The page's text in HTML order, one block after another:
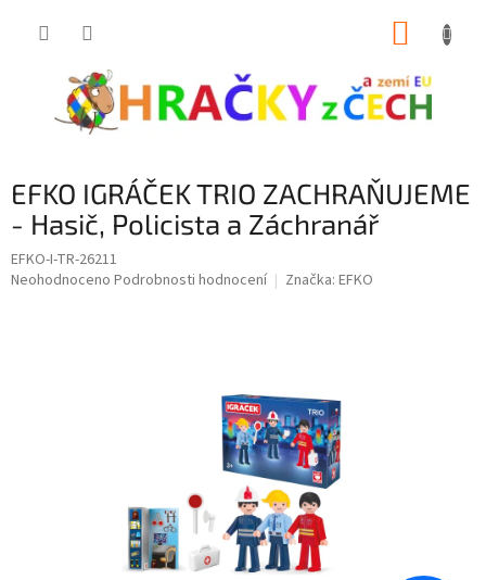
EFKO IGRÁČEK TRIO ZACHRAŇUJEME
- Hasič, Policista a Záchranář
EFKO-I-TR-26211
Průměrné
Neohodnoceno Podrobnosti hodnocení Značka: EFKO